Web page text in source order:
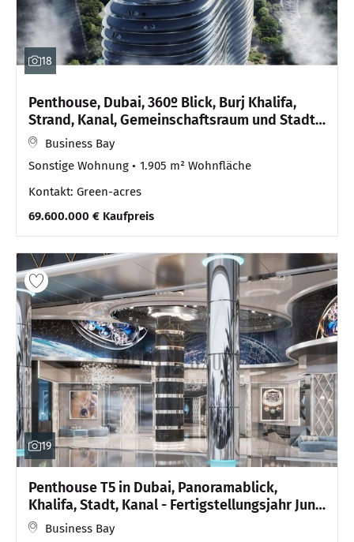
18
Penthouse, Dubai, 360º Blick, Burj Khalifa,
Strand, Kanal, Gemeinschaftsraum und Stadt -
Fertigstell
Business Bay
Sonstige Wohnung
1.905 m² Wohnfläche
Kontakt: Green-acres
69.600.000 € Kaufpreis
19
Penthouse T5 in Dubai, Panoramablick,
Khalifa, Stadt, Kanal - Fertigstellungsjahr Juni
2026Business Bay